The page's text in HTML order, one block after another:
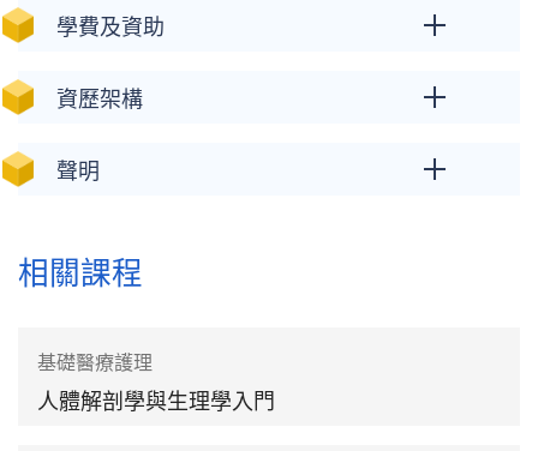
學費及資助
資歷架構
聲明
相關課程
基礎醫療護理
人體解剖學與生理學入門